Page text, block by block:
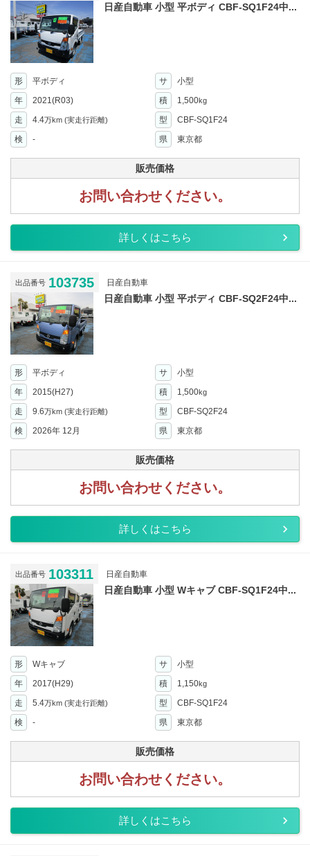
日産自動車 小型 平ボディ CBF-SQ1F24中...
形 平ボディ サ
小型
年
2021(R03) 積 1,500kg
走 4.4万km (実走行距離) 型
CBF-SQ1F24
検
- 県 東京都
販売価格
お問い合わせください。
詳しくはこちら
出品番号 103735 日産自動車
日産自動車 小型 平ボディ CBF-SQ2F24中...
形 平ボディ サ
小型
年
2015(H27) 積 1,500kg
走 9.6万km (実走行距離) 型
CBF-SQ2F24
検
2026年 12月 県 東京都
販売価格
お問い合わせください。
詳しくはこちら
出品番号 103311 日産自動車
日産自動車 小型 Wキャブ CBF-SQ1F24中...
形 Wキャブ サ
小型
年
2017(H29) 積 1,150kg
走 5.4万km (実走行距離) 型
CBF-SQ1F24
検
- 県 東京都
販売価格
お問い合わせください。
詳しくはこちら